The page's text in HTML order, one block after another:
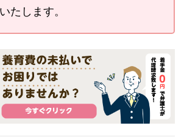
たします。